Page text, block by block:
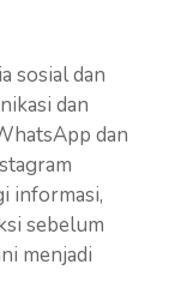
sosial dan
dan
dan
informasi,
sebelum
menjadi